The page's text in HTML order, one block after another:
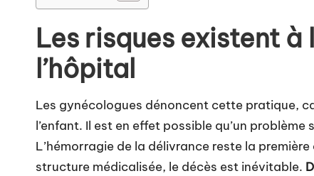
Les risques existent
l’hôpital
Les gynécologues dénoncent cette pratique,
l’enfant. Il est en effet possible qu’un problème
L’hémorragie de la délivrance reste la
structure médicalisée, le décès est inévitable.